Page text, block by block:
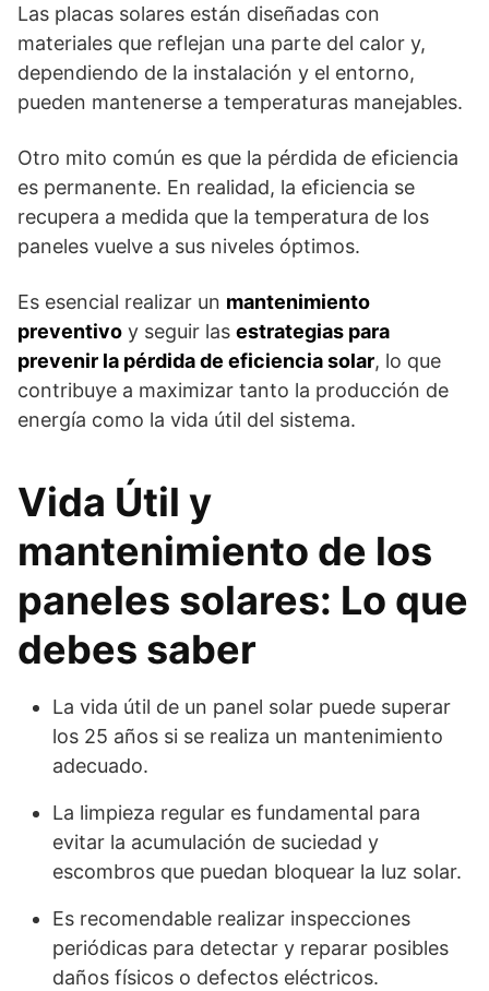
Las placas solares están diseñadas con
materiales que reflejan una parte del calor y,
dependiendo de la instalación y el entorno,
pueden mantenerse a temperaturas manejables.
Otro mito común es que la pérdida de eficiencia
es permanente. En realidad, la eficiencia se
recupera a medida que la temperatura de los
paneles vuelve a sus niveles óptimos.
Es esencial realizar un mantenimiento
preventivo y seguir las estrategias para
prevenir la pérdida de eficiencia solar, lo que
contribuye a maximizar tanto la producción de
energía como la vida útil del sistema.
Vida Útil y
mantenimiento de los
paneles solares: Lo que
debes saber
La vida útil de un panel solar puede superar
los 25 años si se realiza un mantenimiento
adecuado.
La limpieza regular es fundamental para
evitar la acumulación de suciedad y
escombros que puedan bloquear la luz solar.
Es recomendable realizar inspecciones
periódicas para detectar y reparar posibles
daños físicos o defectos eléctricos.